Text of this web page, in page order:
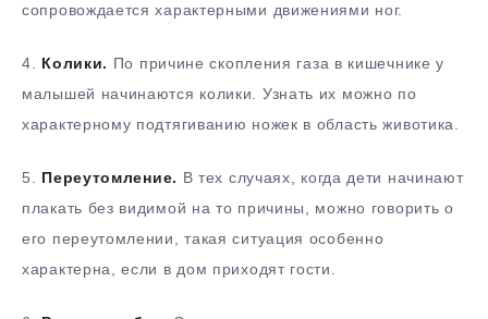
сопровождается характерными движениями ног.
4. Колики. По причине скопления газа в кишечнике у
малышей начинаются колики. Узнать их можно по
характерному подтягиванию ножек в область животика.
5. Переутомление. В тех случаях, когда дети начинают
плакать без видимой на то причины, можно говорить о
его переутомлении, такая ситуация особенно
характерна, если в дом приходят гости.